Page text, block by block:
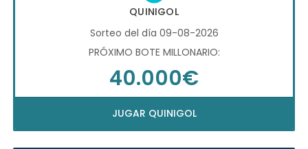
QUINIGOL
Sorteo del día 09-08-2026
PRÓXIMO BOTE MILLONARIO:
40.000€
JUGAR QUINIGOL